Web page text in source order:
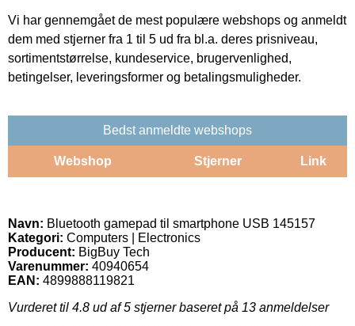
Vi har gennemgået de mest populære webshops og anmeldt
dem med stjerner fra 1 til 5 ud fra bl.a. deres prisniveau,
sortimentstørrelse, kundeservice, brugervenlighed,
betingelser, leveringsformer og betalingsmuligheder.
Bedst anmeldte webshops
Webshop Stjerner Link
Navn: Bluetooth gamepad til smartphone USB 145157
Kategori: Computers | Electronics
Producent: BigBuy Tech
Varenummer: 40940654
EAN: 4899888119821
Vurderet til 4.8 ud af 5 stjerner baseret på 13 anmeldelser